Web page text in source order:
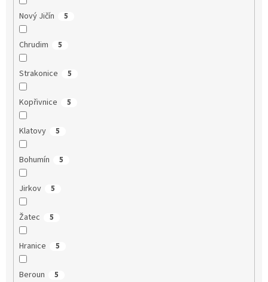
Nový Jičín 5
Chrudim 5
Strakonice 5
Kopřivnice 5
Klatovy 5
Bohumín 5
Jirkov 5
Žatec 5
Hranice 5
Beroun 5